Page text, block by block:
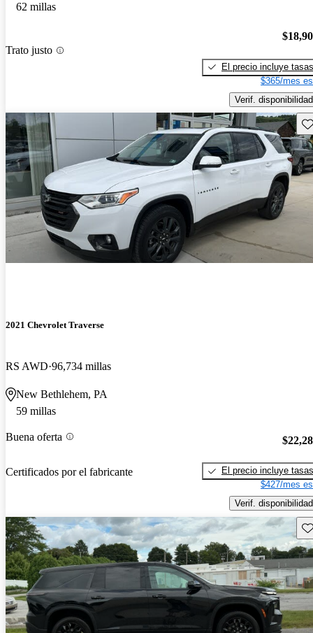
62 millas
Trato justo
El precio incluye tasas
$365/mes
Verif. disponibilidad
2021 Chevrolet Traverse
RS AWD 96,734 millas
New Bethlehem, PA
59 millas
Buena oferta
Certificados por el fabricante
El precio incluye tasas
$427/mes
Verif. disponibilidad